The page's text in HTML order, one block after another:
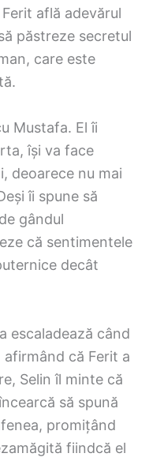
află adevărul
păstreze secretul
care este
Mustafa. El îi
își va face
deoarece nu mai
îi spune să
gândul
că sentimentele
decât
escaladează când
că Ferit a
Selin îl minte că
să spună
promițând
fiindcă el